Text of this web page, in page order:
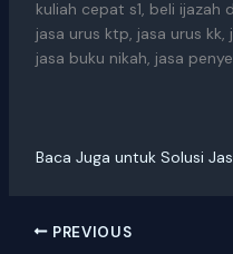
kuliah cepat s1, beli ijazah
jasa urus ktp, jasa urus
jasa buku nikah, jasa
Baca Juga untuk Solusi
PREVIOUS